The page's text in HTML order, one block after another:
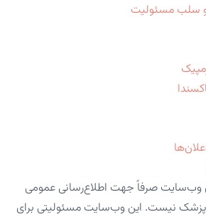
سلب مسئولیت
وب‌سایت صرفاً جهت اطلاع‌رسانی عمومی
نیست. این وب‌سایت مسئولیتی برای